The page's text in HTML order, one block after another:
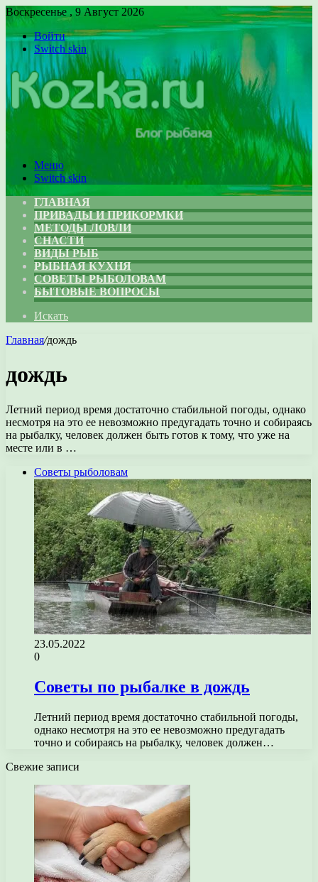
Воскресенье , 9 Август 2026
Войти
Switch skin
Меню
Switch skin
ГЛАВНАЯ
ПРИВАДЫ И ПРИКОРМКИ
МЕТОДЫ ЛОВЛИ
СНАСТИ
ВИДЫ РЫБ
РЫБНАЯ КУХНЯ
СОВЕТЫ РЫБОЛОВАМ
БЫТОВЫЕ ВОПРОСЫ
Искать
Главная/дождь
дождь
Летний период время достаточно стабильной погоды, однако
несмотря на это ее невозможно предугадать точно и собираясь
на рыбалку, человек должен быть готов к тому, что уже на
месте или в …
Советы рыболовам
23.05.2022
0
Советы по рыбалке в дождь
Летний период время достаточно стабильной погоды,
однако несмотря на это ее невозможно предугадать
точно и собираясь на рыбалку, человек должен…
Свежие записи